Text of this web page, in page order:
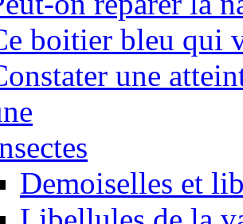
boitier bleu qui
une
Demoiselles et